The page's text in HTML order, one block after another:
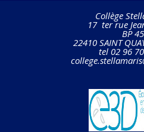
Collège
17 ter rue
BP 45
22410 SAINT
tel 02 96